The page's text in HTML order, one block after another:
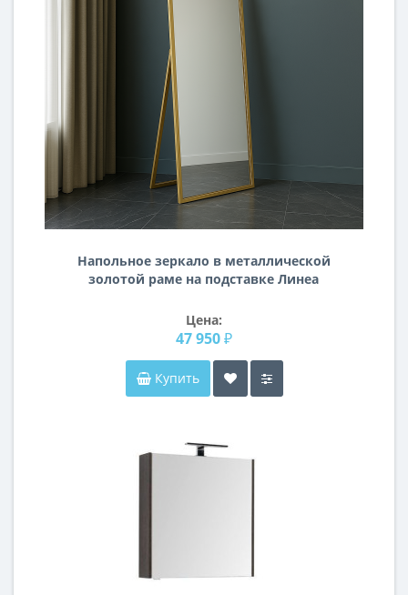
Напольное зеркало в металлической
золотой раме на подставке Линеа
Цена:
47 950 ₽
Купить